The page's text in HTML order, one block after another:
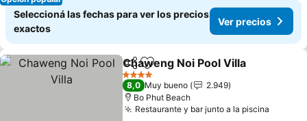
Seleccioná las fechas para ver los precios
exactos
Ver precios
CompartirAñadir a favoritos
Chaweng Noi Pool Villa
4 Estrellas
8,0 Muy bueno
2.949
Bo Phut Beach
Restaurante y bar junto a la piscina